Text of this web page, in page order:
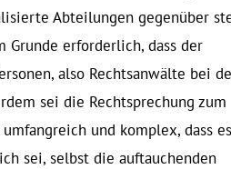
Abteilungen gegenüber
Grunde erforderlich, dass der
also Rechtsanwälte bei
sei die Rechtsprechung zum
und komplex, dass
sei, selbst die auftauchenden